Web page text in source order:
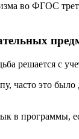
во ФГОС
решается с
часто это
программы,